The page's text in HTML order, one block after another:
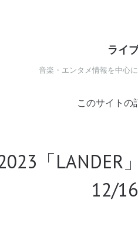
ライ
音楽・エンタメ情報を中心
このサイトの
「
12/